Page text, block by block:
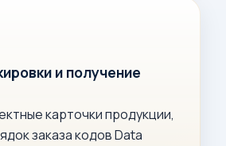
и получение
карточки продукции,
заказа кодов Data